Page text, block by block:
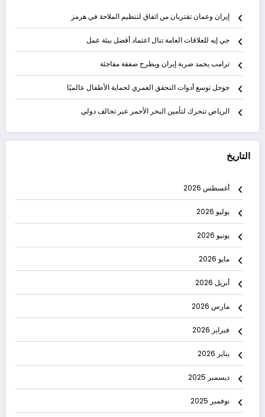
إيران وعمان تقتربان من اتفاق لتنظيم الملاحة في هرمز
جي إيه للعلاقات العامة تنال اعتماد أفضل بيئة عمل
ترامب يجمد ضربة إيران ويطرح صفقة مفاجئة
جوجل توسع أدوات التحقق العمري لحماية الأطفال عالميًا
الرياض تتحرك لتأمين البحر الأحمر عبر تحالف دولي
التاريخ
أغسطس 2026
يوليو 2026
يونيو 2026
مايو 2026
أبريل 2026
مارس 2026
فبراير 2026
يناير 2026
ديسمبر 2025
نوفمبر 2025